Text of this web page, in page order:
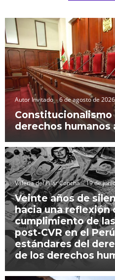
Autor Invitado 6 de agosto de 2026
Constitucionalismo
derechos humanos
Valeria del Pilar Concha 19 de
Veinte años de
hacia una reflexión
cumplimiento de
post-CVR en el
estándares del
de los derechos